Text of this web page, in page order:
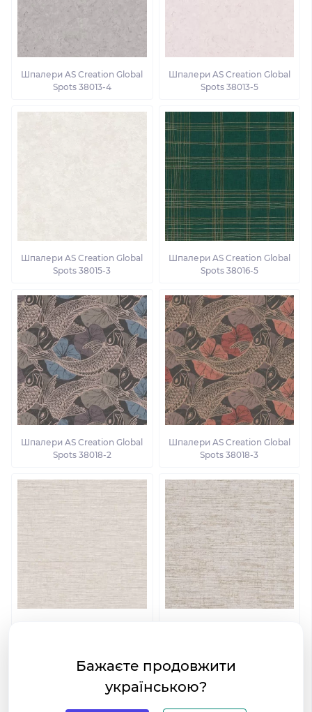
Шпалери AS Creation Global
Spots 38013-4
Шпалери AS Creation Global
Spots 38013-5
Шпалери AS Creation Global
Spots 38015-3
Шпалери AS Creation Global
Spots 38016-5
Шпалери AS Creation Global
Spots 38018-2
Шпалери AS Creation Global
Spots 38018-3
Бажаєте продовжити
українською?